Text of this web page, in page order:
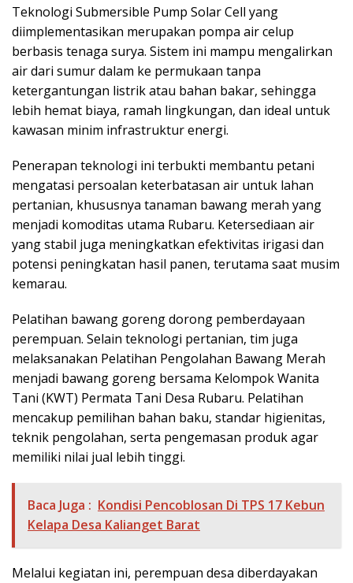
Teknologi Submersible Pump Solar Cell yang
diimplementasikan merupakan pompa air celup
berbasis tenaga surya. Sistem ini mampu mengalirkan
air dari sumur dalam ke permukaan tanpa
ketergantungan listrik atau bahan bakar, sehingga
lebih hemat biaya, ramah lingkungan, dan ideal untuk
kawasan minim infrastruktur energi.
Penerapan teknologi ini terbukti membantu petani
mengatasi persoalan keterbatasan air untuk lahan
pertanian, khususnya tanaman bawang merah yang
menjadi komoditas utama Rubaru. Ketersediaan air
yang stabil juga meningkatkan efektivitas irigasi dan
potensi peningkatan hasil panen, terutama saat musim
kemarau.
Pelatihan bawang goreng dorong pemberdayaan
perempuan. Selain teknologi pertanian, tim juga
melaksanakan Pelatihan Pengolahan Bawang Merah
menjadi bawang goreng bersama Kelompok Wanita
Tani (KWT) Permata Tani Desa Rubaru. Pelatihan
mencakup pemilihan bahan baku, standar higienitas,
teknik pengolahan, serta pengemasan produk agar
memiliki nilai jual lebih tinggi.
Baca Juga : Kondisi Pencoblosan Di TPS 17 Kebun
Kelapa Desa Kalianget Barat
Melalui kegiatan ini, perempuan desa diberdayakan